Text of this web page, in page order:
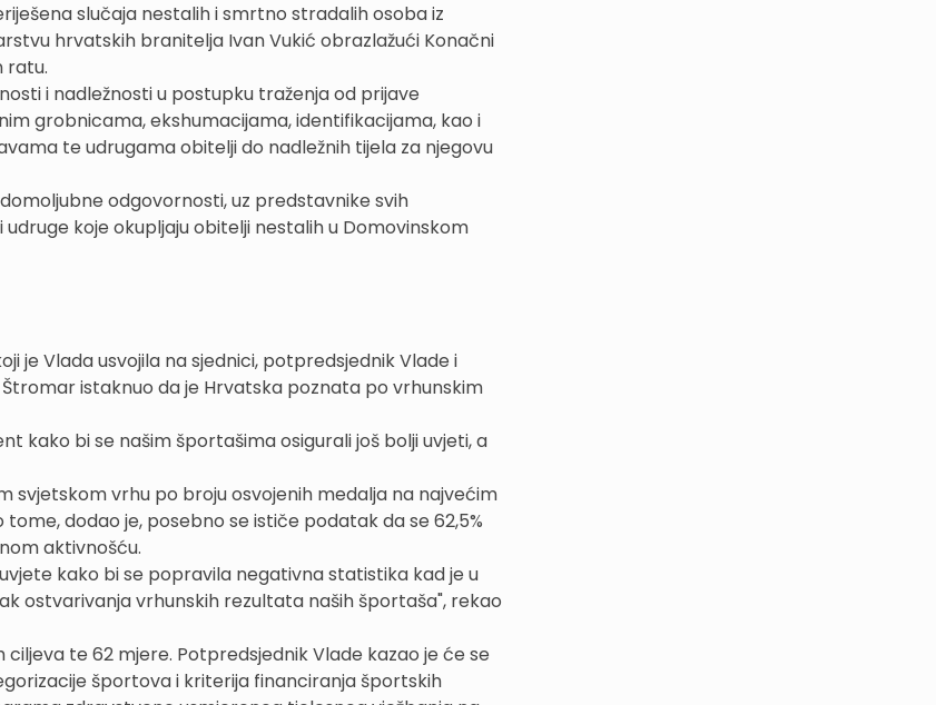
slučaja nestalih i smrtno stradalih osoba iz
hrvatskih branitelja Ivan Vukić obrazlažući Konačni
ratu.
i nadležnosti u postupku traženja od prijave
grobnicama, ekshumacijama, identifikacijama, kao i
te udrugama obitelji do nadležnih tijela za njegovu
odgovornosti, uz predstavnike svih
koje okupljaju obitelji nestalih u Domovinskom
je Vlada usvojila na sjednici, potpredsjednik Vlade i
istaknuo da je Hrvatska poznata po vrhunskim
kako bi se našim športašima osigurali još bolji uvjeti, a
svjetskom vrhu po broju osvojenih medalja na najvećim
dodao je, posebno se ističe podatak da se 62,5%
aktivnošću.
kako bi se popravila negativna statistika kad je u
ostvarivanja vrhunskih rezultata naših športaša", rekao
te 62 mjere. Potpredsjednik Vlade kazao je će se
športova i kriterija financiranja športskih